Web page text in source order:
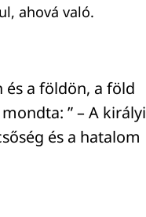
ahová való.
a földön, a föld
” – A királyi
és a hatalom